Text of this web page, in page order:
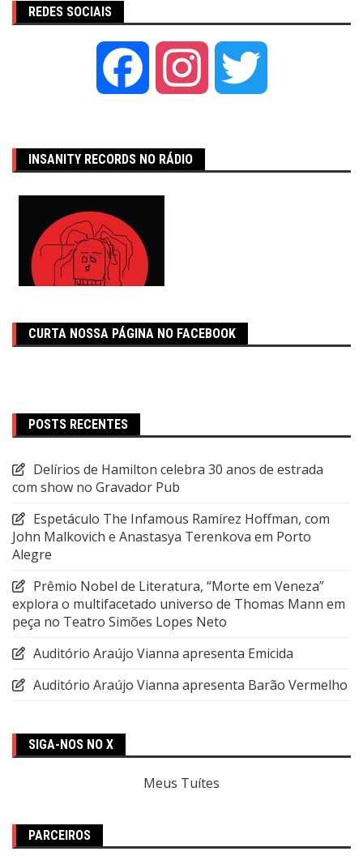
REDES SOCIAIS
Facebook Instagram
INSANITY RECORDS NO RÁDIO
CURTA NOSSA PÁGINA NO FACEBOOK
POSTS RECENTES
Delírios de Hamilton celebra 30 anos de estrada
com show no Gravador Pub
Espetáculo The Infamous Ramírez Hoffman, com
John Malkovich e Anastasya Terenkova em Porto
Alegre
Prêmio Nobel de Literatura, “Morte em Veneza”
explora o multifacetado universo de Thomas Mann em
peça no Teatro Simões Lopes Neto
Auditório Araújo Vianna apresenta Emicida
Auditório Araújo Vianna apresenta Barão Vermelho
SIGA-NOS NO X
Meus Tuítes
PARCEIROS